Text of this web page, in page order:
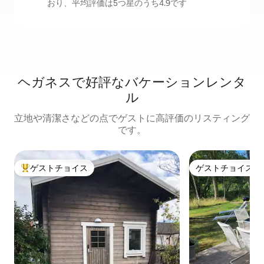
おり、平均評価は5つ星のうち4.9です
ヘガネスで好評なバケーションレンタ
ル
立地や清潔さなどの点でゲストに高評価のリスティング
です。
大好評のゲストチョイスです。
ゲストチョイス ゲストチョイス
ゲストチョイス